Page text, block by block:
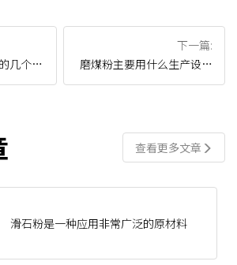
几个核
下一篇:
磨煤粉主要用什么生产设备
加工？
查看更多文章
滑石粉是一种应用非常广泛的原材料